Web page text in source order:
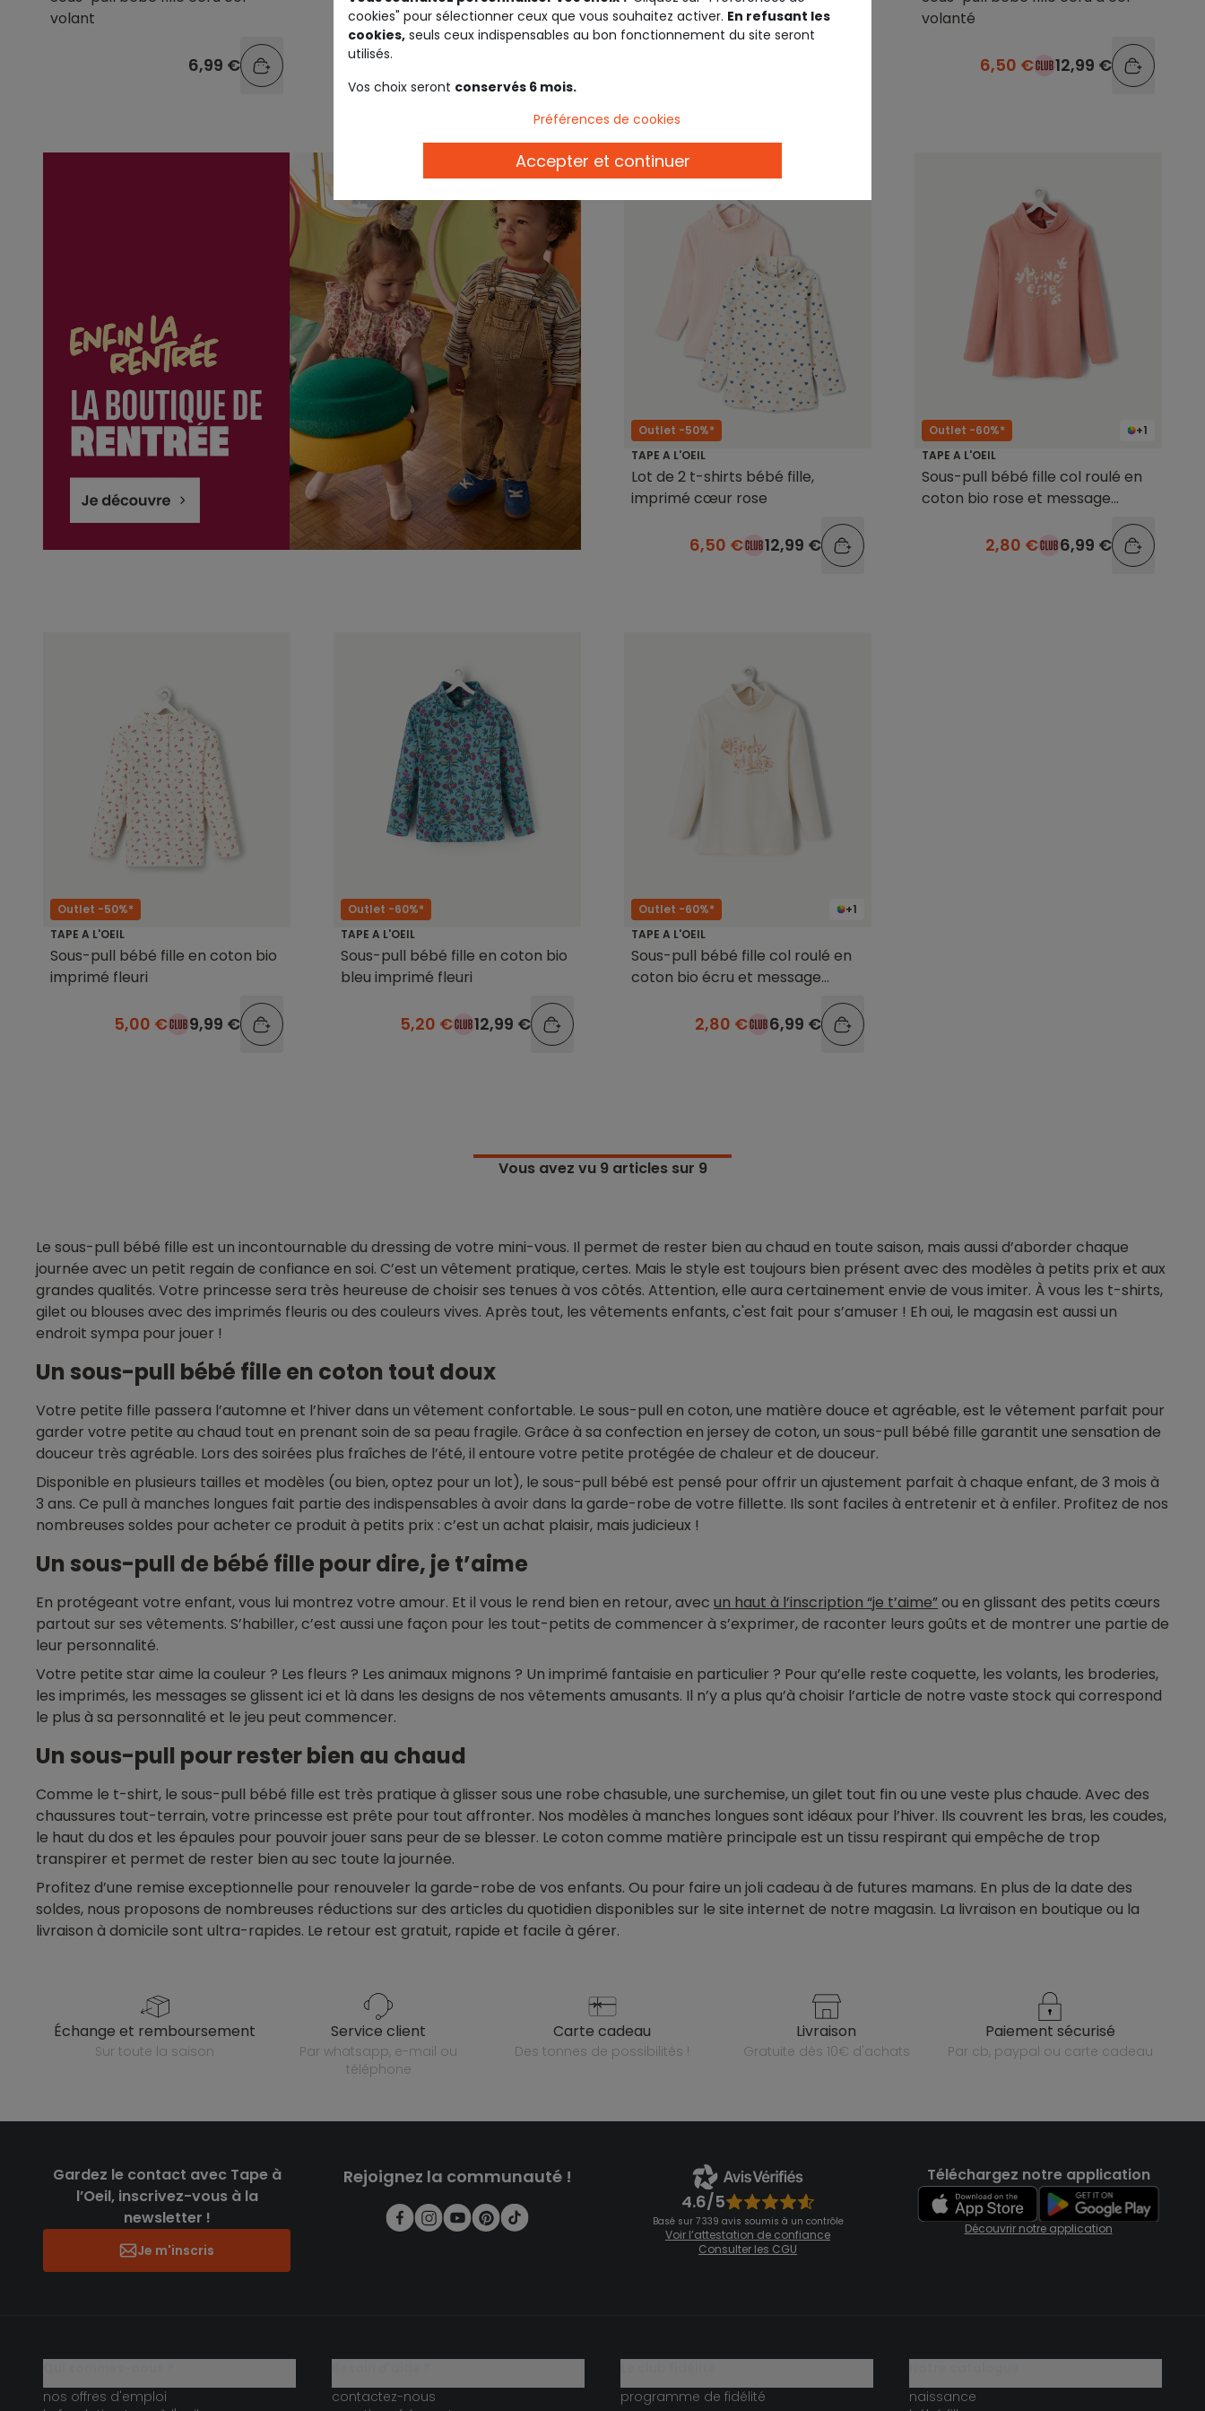
volant
6,99 €
volant
rose imprimé
volanté
6,50 € 12,99 €
Outlet -50%*
TAPE A L'OEIL
Lot de 2 t-shirts bébé fille,
imprimé cœur rose
6,50 € 12,99 €
+1
Outlet -60%*
TAPE A L'OEIL
Sous-pull bébé fille col roulé en
coton bio rose et message
2,80 € 6,99 €
Outlet -50%*
TAPE A L'OEIL
Sous-pull bébé fille en coton bio
imprimé fleuri
5,00 € 9,99 €
Outlet -60%*
TAPE A L'OEIL
Sous-pull bébé fille en coton bio
bleu imprimé fleuri
5,20 € 12,99 €
+1
Outlet -60%*
TAPE A L'OEIL
Sous-pull bébé fille col roulé en
coton bio écru et message
2,80 € 6,99 €
Vous avez vu 9articles sur 9
Le sous-pull bébé fille est un incontournable du dressing de votre mini-vous. Il permet de rester bien au chaud en toute saison, mais aussi d’aborder chaque
journée avec un petit regain de confiance en soi. C’est un vêtement pratique, certes. Mais le style est toujours bien présent avec des modèles à petits prix et aux
grandes qualités. Votre princesse sera très heureuse de choisir ses tenues à vos côtés. Attention, elle aura certainement envie de vous imiter. À vous les t-shirts,
gilet ou blouses avec des imprimés fleuris ou des couleurs vives. Après tout, les vêtements enfants, c'est fait pour s’amuser ! Eh oui, le magasin est aussi un
endroit sympa pour jouer !
Un sous-pull bébé fille en coton tout doux
Votre petite fille passera l’automne et l’hiver dans un vêtement confortable. Le sous-pull en coton, une matière douce et agréable, est le vêtement parfait pour
garder votre petite au chaud tout en prenant soin de sa peau fragile. Grâce à sa confection en jersey de coton, un sous-pull bébé fille garantit une sensation de
douceur très agréable. Lors des soirées plus fraîches de l’été, il entoure votre petite protégée de chaleur et de douceur.
Disponible en plusieurs tailles et modèles (ou bien, optez pour un lot), le sous-pull bébé est pensé pour offrir un ajustement parfait à chaque enfant, de 3 mois à
3 ans. Ce pull à manches longues fait partie des indispensables à avoir dans la garde-robe de votre fillette. Ils sont faciles à entretenir et à enfiler. Profitez de nos
nombreuses soldes pour acheter ce produit à petits prix : c’est un achat plaisir, mais judicieux !
Un sous-pull de bébé fille pour dire, je t’aime
En protégeant votre enfant, vous lui montrez votre amour. Et il vous le rend bien en retour, avec un haut à l’inscription “je t’aime”ou en glissant des petits cœurs
partout sur ses vêtements. S’habiller, c’est aussi une façon pour les tout-petits de commencer à s’exprimer, de raconter leurs goûts et de montrer une partie de
leur personnalité.
Votre petite star aime la couleur ? Les fleurs ? Les animaux mignons ? Un imprimé fantaisie en particulier ? Pour qu’elle reste coquette, les volants, les broderies,
les imprimés, les messages se glissent ici et là dans les designs de nos vêtements amusants. Il n’y a plus qu’à choisir l’article de notre vaste stock qui correspond
le plus à sa personnalité et le jeu peut commencer.
Un sous-pull pour rester bien au chaud
Comme le t-shirt, le sous-pull bébé fille est très pratique à glisser sous une robe chasuble, une surchemise, un gilet tout fin ou une veste plus chaude. Avec des
chaussures tout-terrain, votre princesse est prête pour tout affronter. Nos modèles à manches longues sont idéaux pour l’hiver. Ils couvrent les bras, les coudes,
le haut du dos et les épaules pour pouvoir jouer sans peur de se blesser. Le coton comme matière principale est un tissu respirant qui empêche de trop
transpirer et permet de rester bien au sec toute la journée.
Profitez d’une remise exceptionnelle pour renouveler la garde-robe de vos enfants. Ou pour faire un joli cadeau à de futures mamans. En plus de la date des
soldes, nous proposons de nombreuses réductions sur des articles du quotidien disponibles sur le site internet de notre magasin. La livraison en boutique ou la
livraison à domicile sont ultra-rapides. Le retour est gratuit, rapide et facile à gérer.
échange et remboursement
sur toute la saison
service client
par whatsapp, e-mail ou
téléphone
carte cadeau
des tonnes de possibilités !
livraison
gratuite dès 10€ d'achats
paiement sécurisé
par cb, paypal ou carte cadeau
Gardez le contact avec Tape à
l’Oeil, inscrivez-vous à la
newsletter !
Je m'inscris
Rejoignez la communauté !
4.6/5
Basé sur 7 339 avis soumis à un contrôle
Voir l’attestation de confiance
Consulter les CGU
Téléchargez notre application
Découvrir notre application
nos offres d'emploi
contactez-nous
programme de fidélité
naissance
cookies" pour sélectionner ceux que vous souhaitez activer. En refusant les
cookies, seuls ceux indispensables au bon fonctionnement du site seront
utilisés.
Vos choix seront conservés 6 mois.
Préférences de cookies
Accepter et continuer